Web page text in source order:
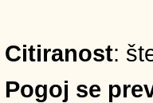
Citiranost:
Pogoj se